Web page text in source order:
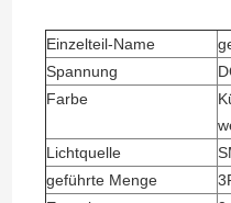
Einzelteil-Name
Spannung
Farbe
Lichtquelle
geführte Menge